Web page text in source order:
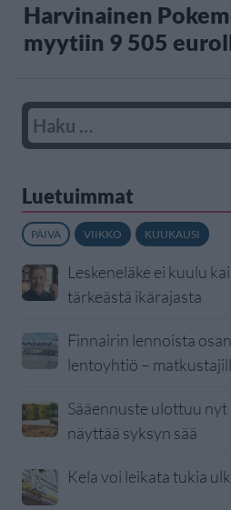
Harvinainen
myytiin 9 505
Luetuimmat
PÄIVÄ VIIKKO KUUKAUSI
Leskeneläke ei kuulu
tärkeästä ikärajasta
Finnairin lennoista
lentoyhtiö –
Sääennuste ulottuu
näyttää syksyn sää
Kela voi leikata tukia